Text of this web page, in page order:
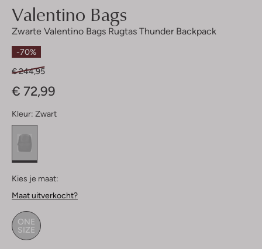
Valentino Bags
Zwarte Valentino Bags Rugtas Thunder Backpack
-70%
€ 244,95
€ 72,99
Kleur: Zwart
Kies je maat:
Maat uitverkocht?
ONE
SIZE